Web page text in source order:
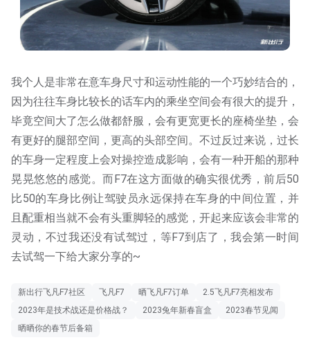
我个人是非常在意车身尺寸和运动性能的一个巧妙结合的，
因为往往车身比较长的话车内的乘坐空间会有很大的提升，
毕竟空间大了怎么做都舒服，会有更宽更长的座椅坐垫，会
有更好的腿部空间，更高的头部空间。不过反过来说，过长
的车身一定程度上会对操控造成影响，会有一种开船的那种
晃晃悠悠的感觉。而F7在这方面做的确实很优秀，前后50
比50的车身比例让驾驶员永远保持在车身的中间位置，并
且配重相当就不会有头重脚轻的感觉，开起来应该会非常的
灵动，不过我还没有试驾过，等F7到店了，我会第一时间
去试驾一下给大家分享的~
新出行飞凡F7社区 飞凡F7 晒飞凡F7订单
2.5飞凡F7亮相发布
2023年是技术战还是价格战？
2023兔年新春盲盒
2023春节见闻
晒晒你的春节后备箱